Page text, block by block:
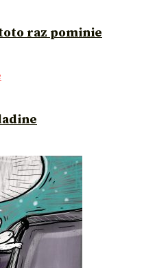
raz pominie